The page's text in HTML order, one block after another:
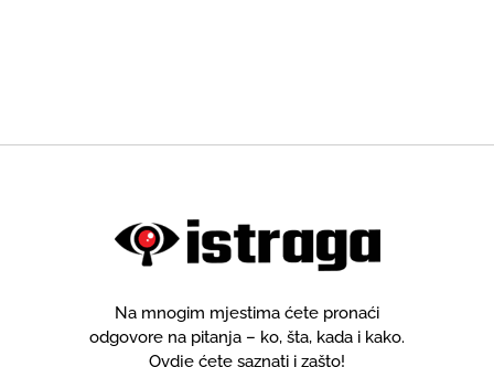
Na mnogim mjestima ćete pronaći
odgovore na pitanja – ko, šta, kada i kako.
Ovdje ćete saznati i zašto!